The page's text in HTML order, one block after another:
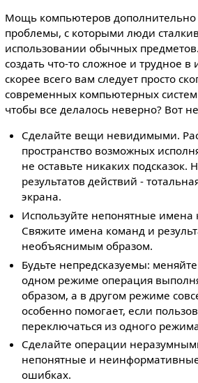
Мощь компьютеров дополнительно
проблемы, с которыми люди
использовании обычных
создать что-то сложное и трудное в
скорее всего вам следует просто
современных компьютерных
чтобы все делалось неверно? Вот
Сделайте вещи невидимыми.
пространство возможных
не оставьте никаких
результатов действий -
экрана.
Используйте непонятные имена
Свяжите имена команд и
необъяснимым образом.
Будьте непредсказуемы:
одном режиме операция
образом, а в другом режиме
особенно помогает, если
переключаться из одного
Сделайте операции
непонятные и
ошибках.